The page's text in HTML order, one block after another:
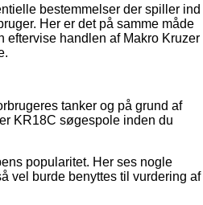
bestemmelser der spiller ind
Her er det på samme måde
eftervise handlen af Makro Kruzer
tanker og på grund af
KR18C søgespole inden du
popularitet. Her ses nogle
vel burde benyttes til vurdering af